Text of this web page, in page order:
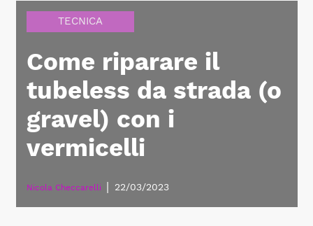
TECNICA
Come riparare il
tubeless da strada (o
gravel) con i
vermicelli
Nicola Checcarelli 22/03/2023